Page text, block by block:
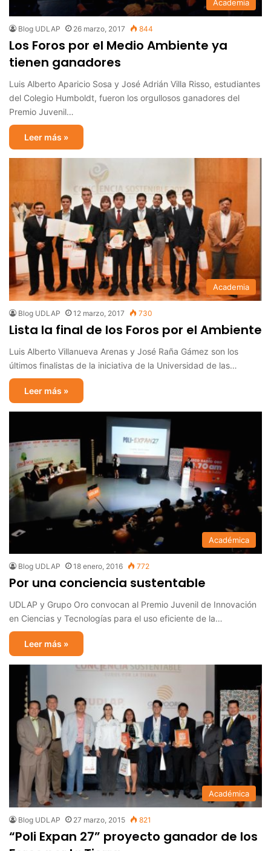
Academia
Blog UDLAP 26 marzo, 2017 844
Los Foros por el Medio Ambiente ya
tienen ganadores
Luis Alberto Aparicio Sosa y José Adrián Villa Risso, estudiantes
del Colegio Humboldt, fueron los orgullosos ganadores del
Premio Juvenil…
Leer más »
Academia
Blog UDLAP 12 marzo, 2017 730
Lista la final de los Foros por el Ambiente
Luis Alberto Villanueva Arenas y José Raña Gámez son los
últimos finalistas de la iniciativa de la Universidad de las…
Leer más »
Académica
Blog UDLAP 18 enero, 2016 772
Por una conciencia sustentable
UDLAP y Grupo Oro convocan al Premio Juvenil de Innovación
en Ciencias y Tecnologías para el uso eficiente de la…
Leer más »
Académica
Blog UDLAP 27 marzo, 2015 821
“Poli Expan 27” proyecto ganador de los